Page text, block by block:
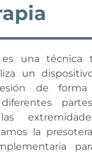
es una técnica
un
de
la